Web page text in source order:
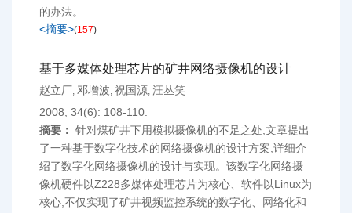
的办法。
<摘要>(157)
基于多媒体处理芯片的矿井网络摄像机的设计
赵立厂, 邓增波, 祝国源, 汪丛笑
2008, 34(6): 108-110.
摘要： 针对煤矿井下用模拟摄像机的不足之处,文章提出
了一种基于数字化技术的网络摄像机的设计方案,详细介
绍了数字化网络摄像机的设计与实现。该数字化网络摄
像机硬件以Z228多媒体处理芯片为核心、软件以Linux为
核心,不仅实现了矿井视频监控系统的数字化、网络化和